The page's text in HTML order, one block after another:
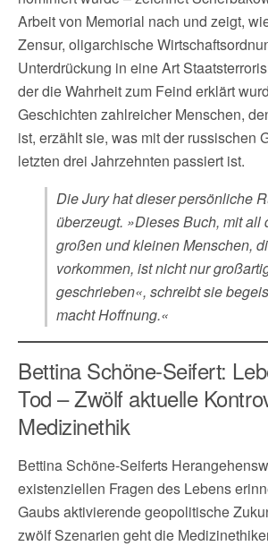
Arbeit von Memorial nach und zeigt,
Zensur, oligarchische
Unterdrückung in eine Art
der die Wahrheit zum Feind erklärt
Geschichten zahlreicher Menschen,
ist, erzählt sie, was mit der russischen
letzten drei Jahrzehnten passiert ist.
Die Jury hat dieser persönliche
überzeugt. »Dieses Buch, mit all
großen und kleinen Menschen,
vorkommen, ist nicht nur
geschrieben«, schreibt sie
macht Hoffnung.«
Bettina Schöne-Seifert:
Tod – Zwölf aktuelle
Medizinethik
Bettina Schöne-Seiferts
existenziellen Fragen des Lebens
Gaubs aktivierende geopolitische
zwölf Szenarien geht die